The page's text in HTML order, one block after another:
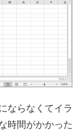
ならなくてイラ
時間がかかった